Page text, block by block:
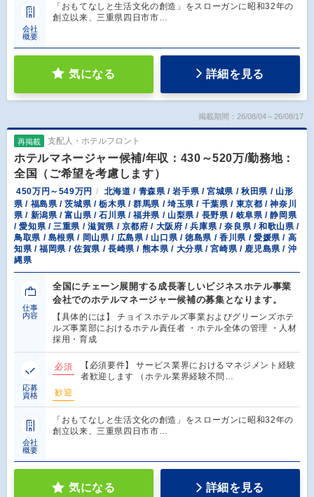
会社
概要
「おもてなしと生活文化の創造」をスローガンに昭和32年の
創立以来、三重県四日市市…
気になる 詳細を見る
掲載期間：26/08/04～26/08/17
再掲載 支配人・ホテルフロント
ホテルマネージャー候補/年収：430～520万/勤務地：
全国（ご希望を考慮します）
450万円～549万円
北海道 / 青森県 / 岩手県 / 宮城県 / 秋田県 / 山形
県 / 福島県 / 茨城県 / 栃木県 / 群馬県 / 埼玉県 / 千葉県 / 東京都 / 神奈川
県 / 新潟県 / 富山県 / 石川県 / 福井県 / 山梨県 / 長野県 / 岐阜県 / 静岡県
/ 愛知県 / 三重県 / 滋賀県 / 京都府 / 大阪府 / 兵庫県 / 奈良県 / 和歌山県 /
鳥取県 / 島根県 / 岡山県 / 広島県 / 山口県 / 徳島県 / 香川県 / 愛媛県 / 高
知県 / 福岡県 / 佐賀県 / 長崎県 / 熊本県 / 大分県 / 宮崎県 / 鹿児島県 / 沖
縄県
仕事
内容
全国にチェーン展開する成長著しいビジネスホテル事業
会社でのホテルマネージャー候補の募集となります。
【具体的には】 チョイスホテルズ事業およびグリーンズホテ
ルズ事業部におけるホテル責任者 ・ホテル全体の管理 ・人材
採用・育成
応募
資格
必須
【必須要件】 サービス業界におけるマネジメント経験
者歓迎します （ホテル業界経験不問…
歓迎
会社
概要
「おもてなしと生活文化の創造」をスローガンに昭和32年の
創立以来、三重県四日市市…
気になる 詳細を見る